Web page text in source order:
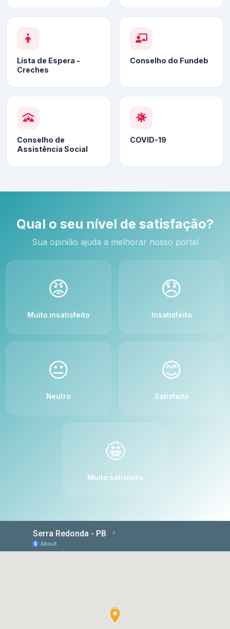
Lista de Espera -
Creches
Conselho do Fundeb
Conselho de
Assistência Social
COVID-19
Qual o seu nível de satisfação?
Sua opinião ajuda a melhorar nosso portal
😡
Muito insatisfeito
😞
Insatisfeito
😐
Neutro
😊
Satisfeito
🤩
Muito satisfeito